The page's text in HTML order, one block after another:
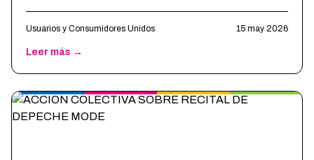
Usuarios y Consumidores Unidos 15 may 2026
Leer más →